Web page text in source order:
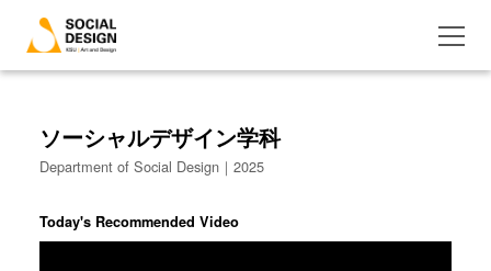
ソーシャルデザイン学科
Department of Social Design｜2025
Today's Recommended Video